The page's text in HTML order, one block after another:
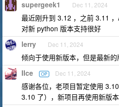
supergeek1 Dec 11, 2024
最近刚升到 3.12 ，之前 3.11 ，
对新 python 版本支持很好
lerry Dec 11, 2024
倾向于使用新版本，但是最新
IIce OP Dec 11, 2024
感谢各位，老项目暂定使用
3.10 了），新项目再使用新版本